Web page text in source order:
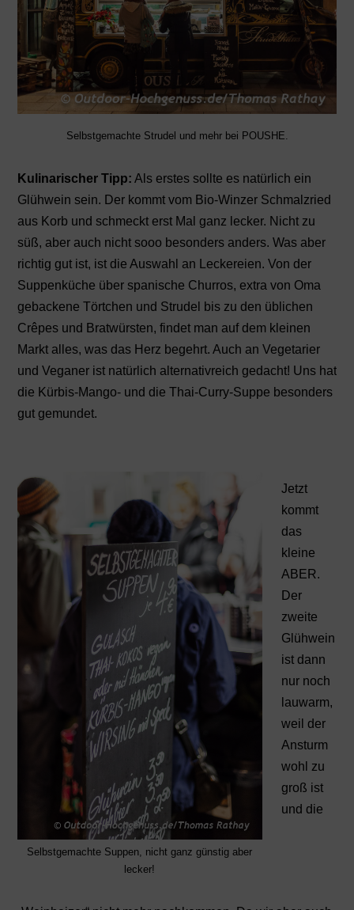
Selbstgemachte Strudel und mehr bei POUSHE.
Kulinarischer Tipp: Als erstes sollte es natürlich ein
Glühwein sein. Der kommt vom Bio-Winzer Schmalzried
aus Korb und schmeckt erst Mal ganz lecker. Nicht zu
süß, aber auch nicht sooo besonders anders. Was aber
richtig gut ist, ist die Auswahl an Leckereien. Von der
Suppenküche über spanische Churros, extra von Oma
gebackene Törtchen und Strudel bis zu den üblichen
Crêpes und Bratwürsten, findet man auf dem kleinen
Markt alles, was das Herz begehrt. Auch an Vegetarier
und Veganer ist natürlich alternativreich gedacht! Uns hat
die Kürbis-Mango- und die Thai-Curry-Suppe besonders
gut gemundet.
Selbstgemachte Suppen, nicht ganz günstig aber
lecker!
Jetzt
kommt
das
kleine
ABER.
Der
zweite
Glühwein
ist dann
nur noch
lauwarm,
weil der
Ansturm
wohl zu
groß ist
und die